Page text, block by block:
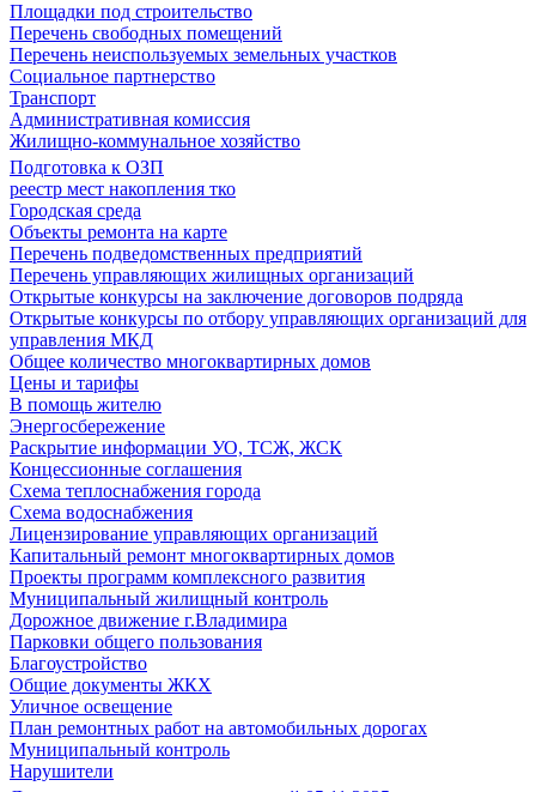
Площадки под строительство
Перечень свободных помещений
Перечень неиспользуемых земельных участков
Социальное партнерство
Транспорт
Административная комиссия
Жилищно-коммунальное хозяйство
Подготовка к ОЗП
реестр мест накопления тко
Городская среда
Объекты ремонта на карте
Перечень подведомственных предприятий
Перечень управляющих жилищных организаций
Открытые конкурсы на заключение договоров подряда
Открытые конкурсы по отбору управляющих организаций для
управления МКД
Общее количество многоквартирных домов
Цены и тарифы
В помощь жителю
Энергосбережение
Раскрытие информации УО, ТСЖ, ЖСК
Концессионные соглашения
Схема теплоснабжения города
Схема водоснабжения
Лицензирование управляющих организаций
Капитальный ремонт многоквартирных домов
Проекты программ комплексного развития
Муниципальный жилищный контроль
Дорожное движение г.Владимира
Парковки общего пользования
Благоустройство
Общие документы ЖКХ
Уличное освещение
План ремонтных работ на автомобильных дорогах
Муниципальный контроль
Нарушители